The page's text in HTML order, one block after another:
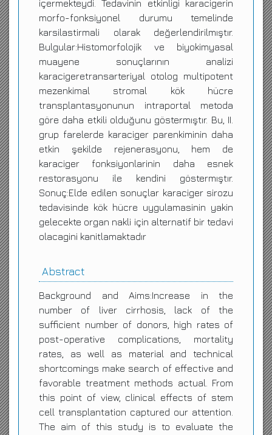
içermekteydi. Tedavinin etkinligi karacigerin
morfo-fonksiyonel durumu temelinde
karsilastirmali olarak değerlendirilmıştır.
Bulgular:Histomorfolojik ve biyokimyasal
muayene sonuçlarının analizi
karacigeretransarteriyal otolog multipotent
mezenkimal stromal kök hücre
transplantasyonunun intraportal metoda
göre daha etkili olduğunu göstermıştır. Bu, II.
grup farelerde karaciger parenkiminin daha
etkin şekilde rejenerasyonu, hem de
karaciger fonksiyonlarinin daha esnek
restorasyonu ile kendini göstermıştır.
Sonuç:Elde edilen sonuçlar karaciger sirozu
tedavisinde kök hücre uygulamasinin yakin
gelecekte organ nakli için alternatif bir tedavi
olacagini kanitlamaktadır
Abstract
Background and Aims:Increase in the
number of liver cirrhosis, lack of the
sufficient number of donors, high rates of
post-operative complications, mortality
rates, as well as material and technical
shortcomings make search of effective and
favorable treatment methods actual. From
this point of view, clinical effects of stem
cell transplantation captured our attention.
The aim of this study is to evaluate the